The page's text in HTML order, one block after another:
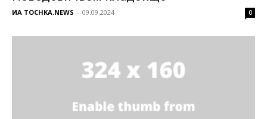
ИА TOCHKA.NEWS - 09.09.2024 0